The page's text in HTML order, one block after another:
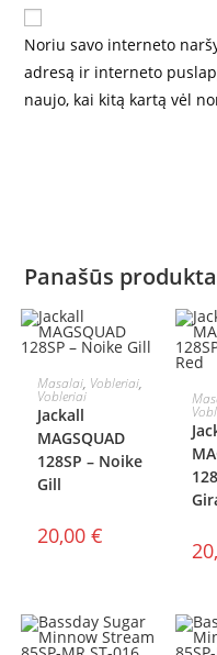
Noriu savo interneto
adresą ir interneto
naujo, kai kitą kartą vėl
Panašūs
Į KREPŠELĮ
Masalai, Vobleriai,
Vobleriai
Jackall
MAGSQUAD
128SP – Noike
Gill
20,00 €